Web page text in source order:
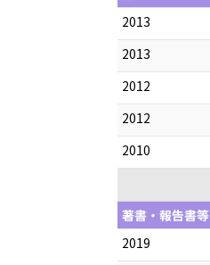
2013
2013
2012
2012
2010
著書・報告書等
2019